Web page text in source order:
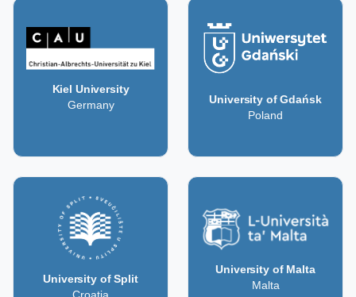
Kiel University
Germany
University of Gdańsk
Poland
University of Split
University of Malta
Malta